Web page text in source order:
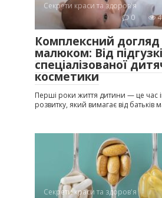
Секрети краси та здоров'я
0
Комплексний догляд
малюком: Від
спеціалізованої
косметики
Перші роки життя дитини — це час
розвитку, який вимагає від батьків
Секрети краси та здоров'я